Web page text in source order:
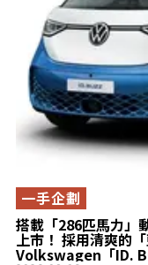
搭載「286匹馬力」
上市！ 採用清爽的
Volkswagen「ID.
一手企劃